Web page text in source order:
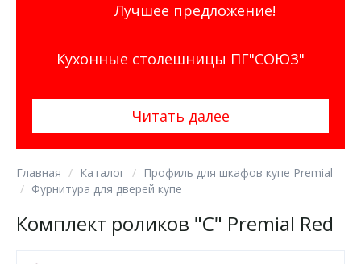
Лучшее предложение!
Кухонные столешницы ПГ"СОЮЗ"
Читать далее
Главная Каталог
Профиль для шкафов купе Premial
Фурнитура для дверей купе
Комплект роликов "C" Premial Red